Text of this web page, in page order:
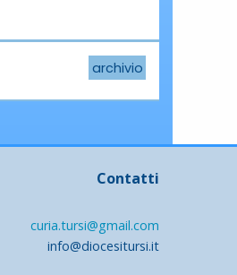
archivio
Contatti
curia.tursi@gmail.com
info@diocesitursi.it